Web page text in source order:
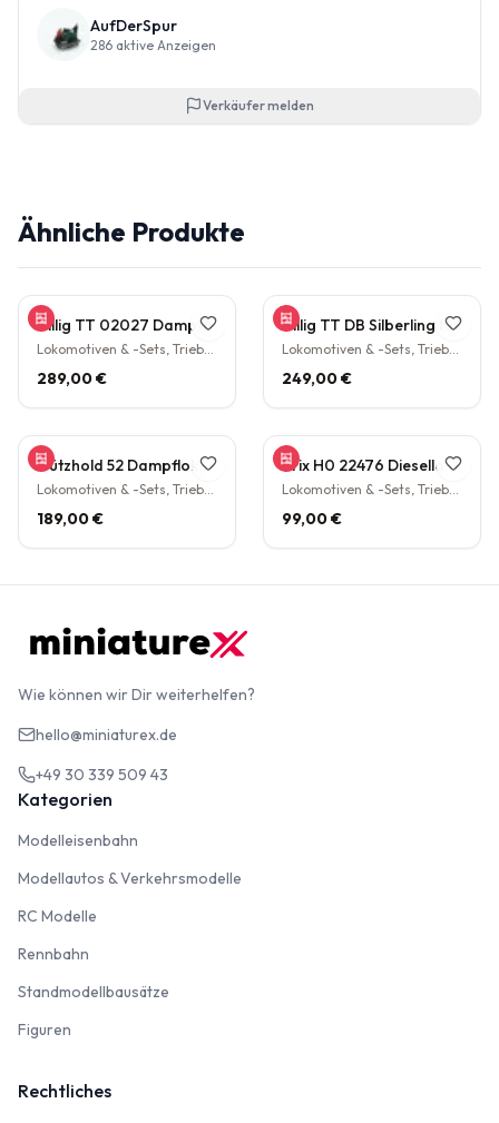
AufDerSpur
286 aktive Anzeigen
Verkäufer melden
Ähnliche Produkte
Tillig TT 02027 Dampflokomotive BR 38.10 der DB Epoche III Personenzuglok Schlepptender rarität
Lokomotiven & -Sets, Triebwagen
289,00 €
Tillig TT DB Silberling Nahverkehrs-Zugset 4-teilig Steuerwagen Hasenkasten Köln HBF Epoche IV rarität
Lokomotiven & -Sets, Triebwagen
249,00 €
Gützhold 52 Dampflokomotive 32 700 DB Tender Epoche III DC NEM H0 1:87
Lokomotiven & -Sets, Triebwagen
189,00 €
Trix H0 22476 Diesellokomotive BR V160 003 DB NEM Epoche IV H0 1:87
Lokomotiven & -Sets, Triebwagen
99,00 €
Wie können wir Dir weiterhelfen?
hello@miniaturex.de
+49 30 339 509 43
Kategorien
Modelleisenbahn
Modellautos & Verkehrsmodelle
RC Modelle
Rennbahn
Standmodellbausätze
Figuren
Rechtliches